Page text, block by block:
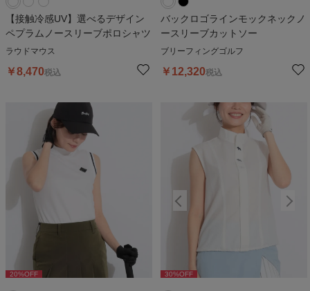
【接触冷感UV】選べるデザイン
ペプラムノースリーブポロシャツ
ラウドマウス
￥8,470税込
バックロゴラインモックネックノ
ースリーブカットソー
ブリーフィングゴルフ
￥ 12,320税込
20%OFF
30%OFF 30%OFF